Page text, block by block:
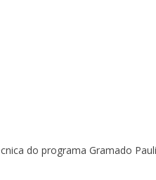
do programa Gramado